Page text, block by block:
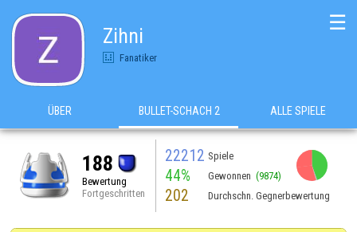
Zihni
Fanatiker
☰
ÜBER BULLET-SCHACH 2 ALLE SPIELE
188
Bewertung
Fortgeschritten
22212 Spiele
44% Gewonnen (9874)
202 Durchschn. Gegnerbewertung